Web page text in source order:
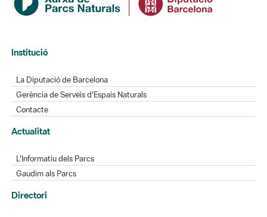
Institució
La Diputació de Barcelona
Gerència de Serveis d'Espais Naturals
Contacte
Actualitat
L'Informatiu dels Parcs
Gaudim als Parcs
Directori